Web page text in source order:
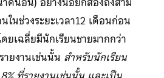
ในช่วงระยะเวลา12 เดือนก่อน
ยเฉลี่ยมีนักเรียนชายมากกว่า
ยงานเช่นนั้น สำหรับนักเรียน